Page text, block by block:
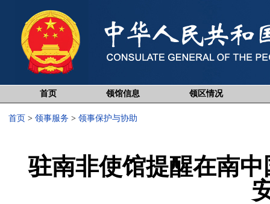
首页 领馆信息 领区情况
首页 > 领事服务 > 领事保护与协助
驻南非使馆提醒在南